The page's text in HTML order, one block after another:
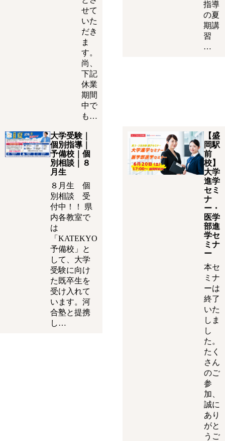
せて
いた
だき
ま
す。
尚、
下記
休業
期間
中で
も…
指導
の夏
期講
習
…
大学受験｜
個別指導｜
予備校｜個
別相談｜８
月生
８月生 個
別相談 受
付中！！ 県
内各教室で
は
「KATEKYO
予備校」と
して、大学
受験に向け
た既卒生を
受け入れて
います。河
合塾と提携
し…
【盛
岡駅
前
校】
大学
進学
セミ
ナ
ー・
医学
部進
学セ
ミナ
ー
本セ
ミナ
ーは
終了
いた
しま
し
た。
たく
さん
のご
参
加、
誠に
あり
がと
うご